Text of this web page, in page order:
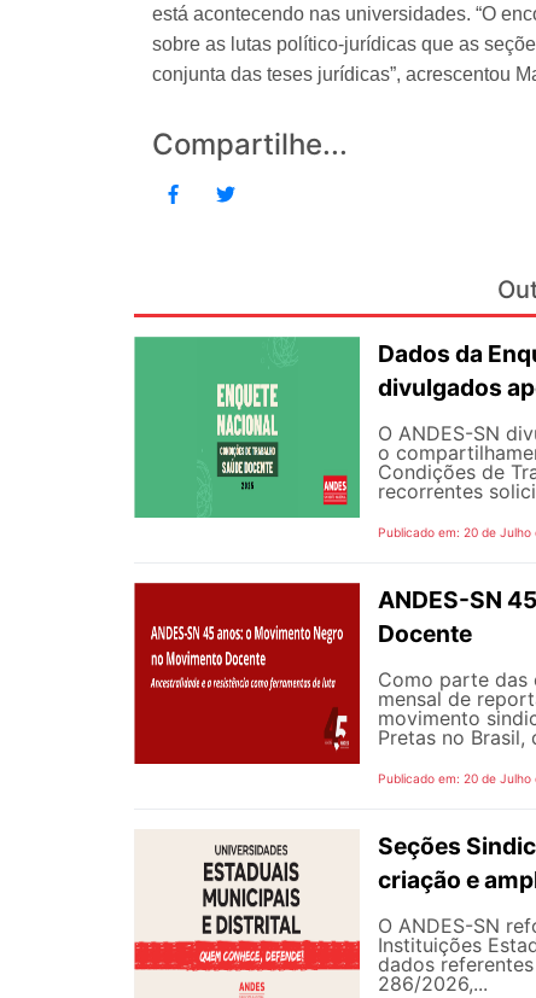
está acontecendo nas universidades. “O
sobre as lutas político-jurídicas que as
conjunta das teses jurídicas”, acrescentou
Compartilhe...
Dados da
divulgados
O ANDES-SN
o
Condições de
recorrentes
Publicado em: 20 de Julho
ANDES-SN
Docente
Como parte das
mensal de
movimento
Pretas no Brasil,
Publicado em: 20 de Julho
Seções
criação e
O ANDES-SN
Instituições
dados
286/2026,...